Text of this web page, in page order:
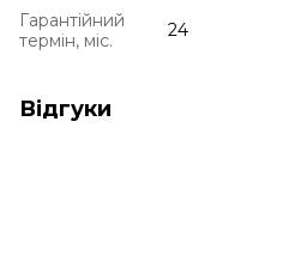
Гарантійний
термін, міс.
24
Відгуки